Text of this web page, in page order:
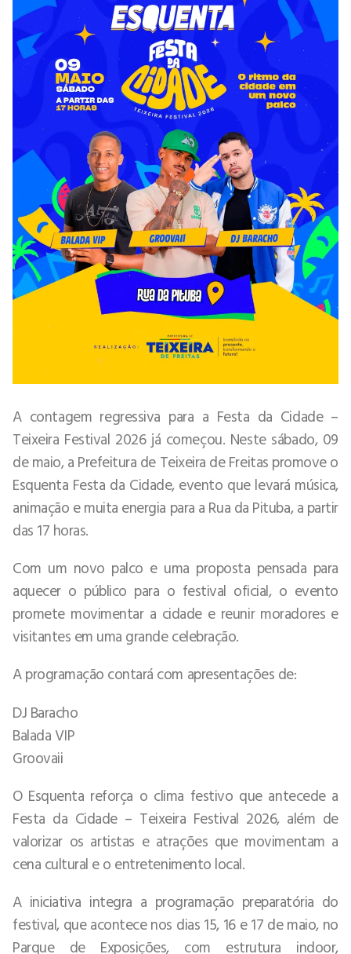
A contagem regressiva para a Festa da Cidade –
Teixeira Festival 2026 já começou. Neste sábado, 09
de maio, a Prefeitura de Teixeira de Freitas promove o
Esquenta Festa da Cidade, evento que levará música,
animação e muita energia para a Rua da Pituba, a partir
das 17 horas.
Com um novo palco e uma proposta pensada para
aquecer o público para o festival oficial, o evento
promete movimentar a cidade e reunir moradores e
visitantes em uma grande celebração.
A programação contará com apresentações de:
DJ Baracho
Balada VIP
Groovaii
O Esquenta reforça o clima festivo que antecede a
Festa da Cidade – Teixeira Festival 2026, além de
valorizar os artistas e atrações que movimentam a
cena cultural e o entretenimento local.
A iniciativa integra a programação preparatória do
festival, que acontece nos dias 15, 16 e 17 de maio, no
Parque de Exposições, com estrutura indoor,